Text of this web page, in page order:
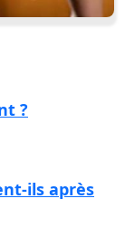
?
ils après